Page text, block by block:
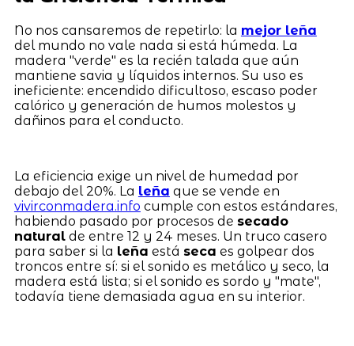
No nos cansaremos de repetirlo: la mejor leña
del mundo no vale nada si está húmeda. La
madera "verde" es la recién talada que aún
mantiene savia y líquidos internos. Su uso es
ineficiente: encendido dificultoso, escaso poder
calórico y generación de humos molestos y
dañinos para el conducto.
La eficiencia exige un nivel de humedad por
debajo del 20%. La leña que se vende en
vivirconmadera.info cumple con estos estándares,
habiendo pasado por procesos de secado
naturalde entre 12 y 24 meses. Un truco casero
para saber si la leña está seca es golpear dos
troncos entre sí: si el sonido es metálico y seco, la
madera está lista; si el sonido es sordo y "mate",
todavía tiene demasiada agua en su interior.